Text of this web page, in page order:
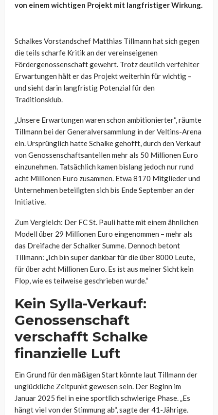
von einem wichtigen Projekt mit langfristiger Wirkung.
Schalkes Vorstandschef Matthias Tillmann hat sich gegen
die teils scharfe Kritik an der vereinseigenen
Fördergenossenschaft gewehrt. Trotz deutlich verfehlter
Erwartungen hält er das Projekt weiterhin für wichtig –
und sieht darin langfristig Potenzial für den
Traditionsklub.
„Unsere Erwartungen waren schon ambitionierter“, räumte
Tillmann bei der Generalversammlung in der Veltins-Arena
ein. Ursprünglich hatte Schalke gehofft, durch den Verkauf
von Genossenschaftsanteilen mehr als 50 Millionen Euro
einzunehmen. Tatsächlich kamen bislang jedoch nur rund
acht Millionen Euro zusammen. Etwa 8170 Mitglieder und
Unternehmen beteiligten sich bis Ende September an der
Initiative.
Zum Vergleich: Der FC St. Pauli hatte mit einem ähnlichen
Modell über 29 Millionen Euro eingenommen – mehr als
das Dreifache der Schalker Summe. Dennoch betont
Tillmann: „Ich bin super dankbar für die über 8000 Leute,
für über acht Millionen Euro. Es ist aus meiner Sicht kein
Flop, wie es teilweise geschrieben wurde.“
Kein Sylla-Verkauf:
Genossenschaft
verschafft Schalke
finanzielle Luft
Ein Grund für den mäßigen Start könnte laut Tillmann der
unglückliche Zeitpunkt gewesen sein. Der Beginn im
Januar 2025 fiel in eine sportlich schwierige Phase. „Es
hängt viel von der Stimmung ab“, sagte der 41-Jährige.